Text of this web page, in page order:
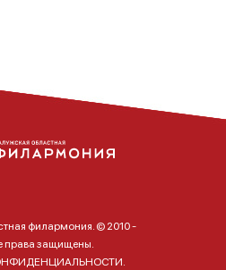
филармония. © 2010 -
права защищены.